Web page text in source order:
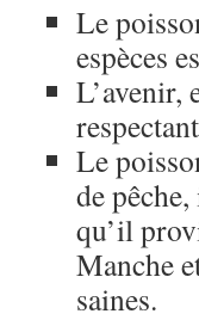
Le
espèces
L’avenir,
Le
de
qu’il
Manche
saines.